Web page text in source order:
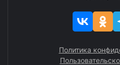
Политика